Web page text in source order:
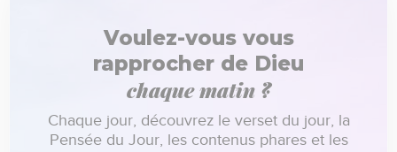
Voulez-vous vous
rapprocher de Dieu
chaque matin ?
Chaque jour, découvrez le verset du jour, la
Pensée du Jour, les contenus phares et les